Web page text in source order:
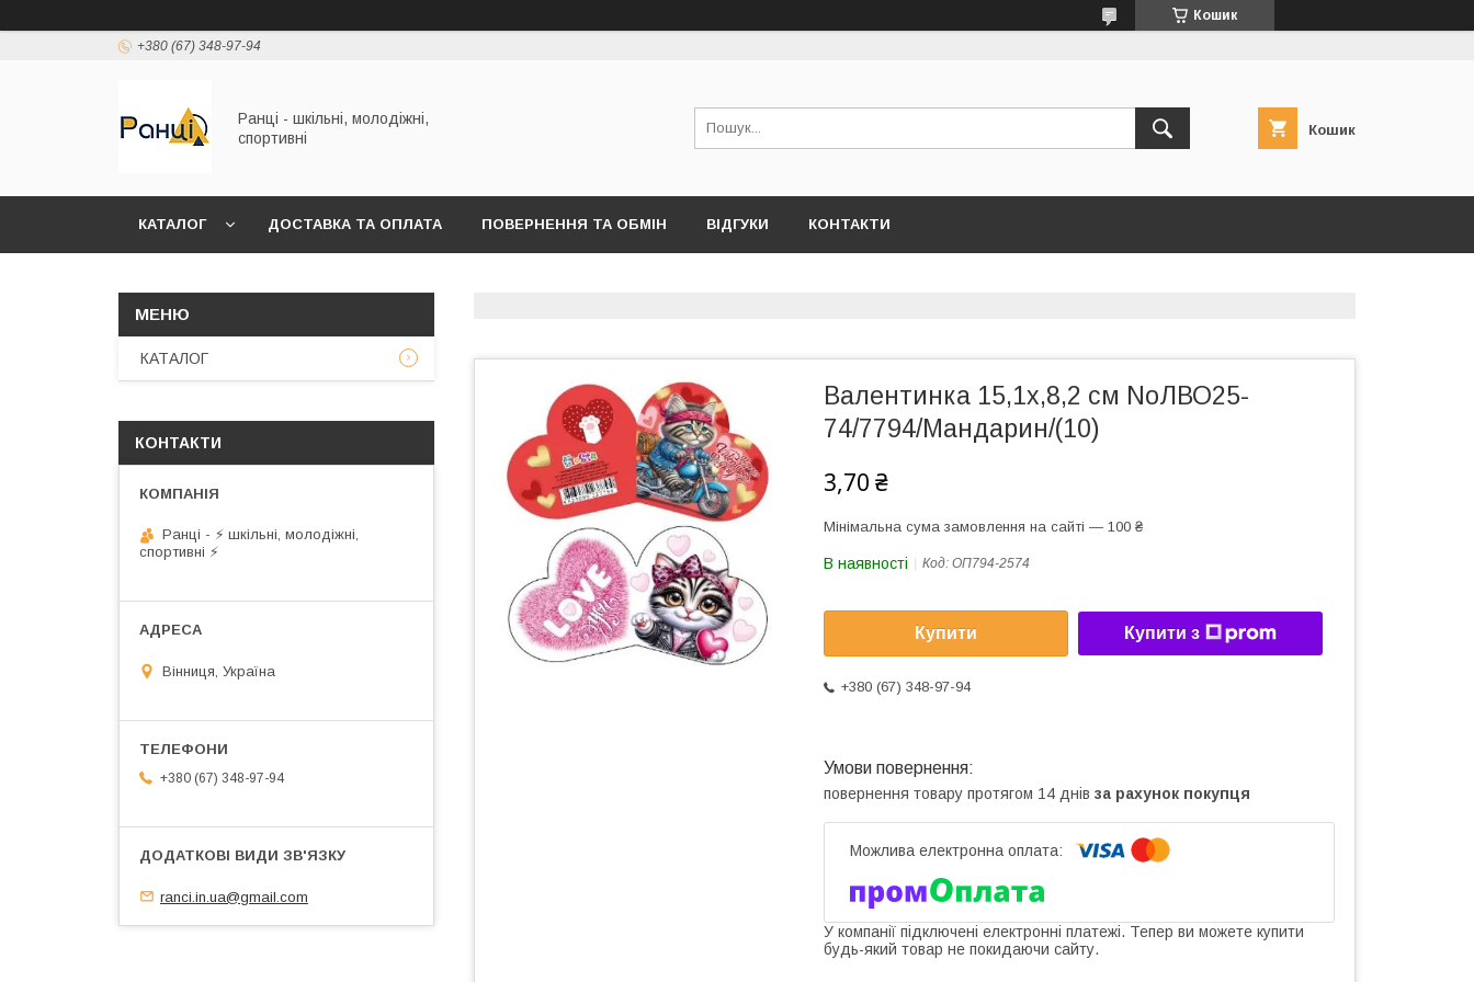
Кошик
+380 (67) 348-97-94
Ранці - шкільні, молодіжні,
спортивні
Кошик
КАТАЛОГ ДОСТАВКА ТА ОПЛАТА ПОВЕРНЕННЯ ТА ОБМІН ВІДГУКИ КОНТАКТИ
Валентинка 15,1х,8,2 см NoЛВО25-
74/7794/Мандарин/(10)
3,70 ₴
Мінімальна сума замовлення на сайті — 100 ₴
В наявності Код: ОП794-2574
Купити Купити з
+380 (67) 348-97-94
повернення товару протягом 14 днів за рахунок покупця
У компанії підключені електронні платежі. Тепер ви можете купити
будь-який товар не покидаючи сайту.
КАТАЛОГ
КОНТАКТИ
Ранці - ⚡ шкільні, молодіжні,
спортивні ⚡
Вінниця, Україна
+380 (67) 348-97-94
ranci.in.ua@gmail.com